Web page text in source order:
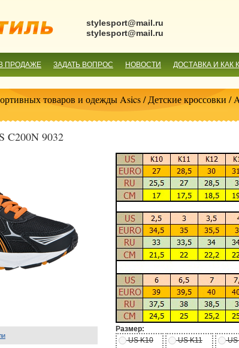
stylesport@mail.ru
stylesport@mail.ru
ПРОДАЖЕ ЗАДАТЬ ВОПРОС НОВОСТИ ДОСТАВКА И КАК
товаров и одежды Asics/Детские кроссовки /
C200N 9032
Размер:
US K10
US K11 US